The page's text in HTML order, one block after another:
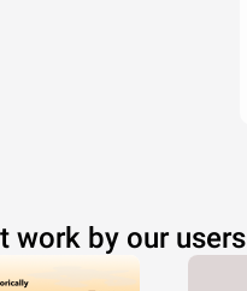
work by our users